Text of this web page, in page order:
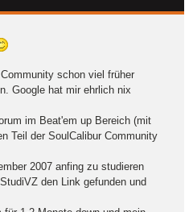
schon viel früher
Google hat mir ehrlich nix
im Beat'em up Bereich (mit
Teil der SoulCalibur Community
2007 anfing zu studieren
den Link gefunden und